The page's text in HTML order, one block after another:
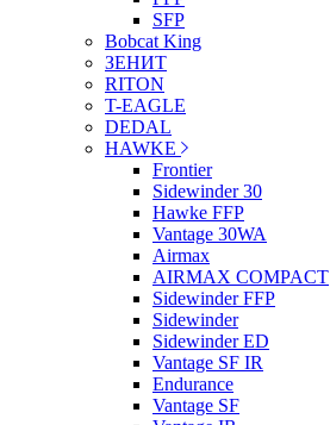
SFP
Bobcat King
ЗЕНИТ
RITON
T-EAGLE
DEDAL
HAWKE
Frontier
Sidewinder 30
Hawke FFP
Vantage 30WA
Airmax
AIRMAX COMPACT
Sidewinder FFP
Sidewinder
Sidewinder ED
Vantage SF IR
Endurance
Vantage SF